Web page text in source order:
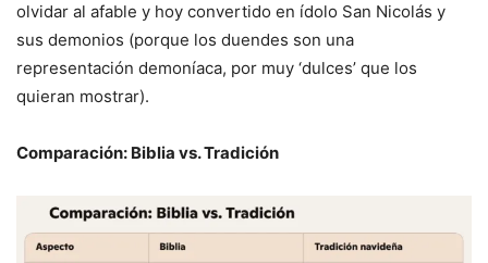
olvidar al afable y hoy convertido en ídolo San Nicolás y
sus demonios (porque los duendes son una
representación demoníaca, por muy ‘dulces’ que los
quieran mostrar).
Comparación: Biblia vs. Tradición